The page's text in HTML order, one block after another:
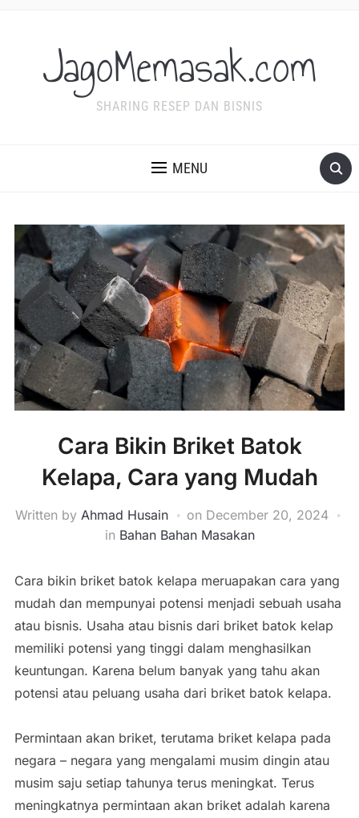
JagoMemasak.com
SHARING RESEP DAN BISNIS
MENU
Cara Bikin Briket Batok
Kelapa, Cara yang Mudah
Written by Ahmad Husain on December 20, 2024
in Bahan Bahan Masakan
Cara bikin briket batok kelapa meruapakan cara yang
mudah dan mempunyai potensi menjadi sebuah usaha
atau bisnis. Usaha atau bisnis dari briket batok kelap
memiliki potensi yang tinggi dalam menghasilkan
keuntungan. Karena belum banyak yang tahu akan
potensi atau peluang usaha dari briket batok kelapa.
Permintaan akan briket, terutama briket kelapa pada
negara – negara yang mengalami musim dingin atau
musim saju setiap tahunya terus meningkat. Terus
meningkatnya permintaan akan briket adalah karena